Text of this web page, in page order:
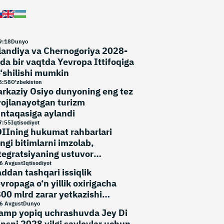
:18Dunyo
va Chernogoriya 2028-
bir vaqtda Yevropa Ittifoqiga
mumkin
:58O'zbekiston
Osiyo dunyoning eng tez
turizm
aylandi
:55Iqtisodiyot
hukumat rahbarlari
bitimlarni imzolab,
ustuvor
belgiladi
AvgustIqtisodiyot
tashqari issiqlik
o‘n yillik oxirigacha
mlrd zarar yetkazishi
AvgustDunyo
yopiq uchrashuvda Jey Di